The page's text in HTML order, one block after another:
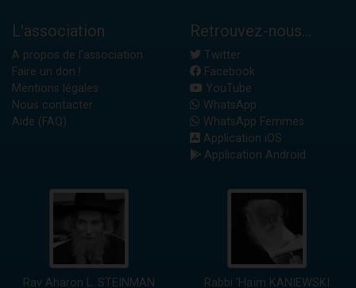
L'association
A propos de l'association
Faire un don !
Mentions légales
Nous contacter
Aide (FAQ)
Retrouvez-nous...
Twitter
Facebook
YouTube
WhatsApp
WhatsApp Femmes
Application iOS
Application Android
Rav Aharon L. STEINMAN Rabbi 'Haïm KANIEWSKI